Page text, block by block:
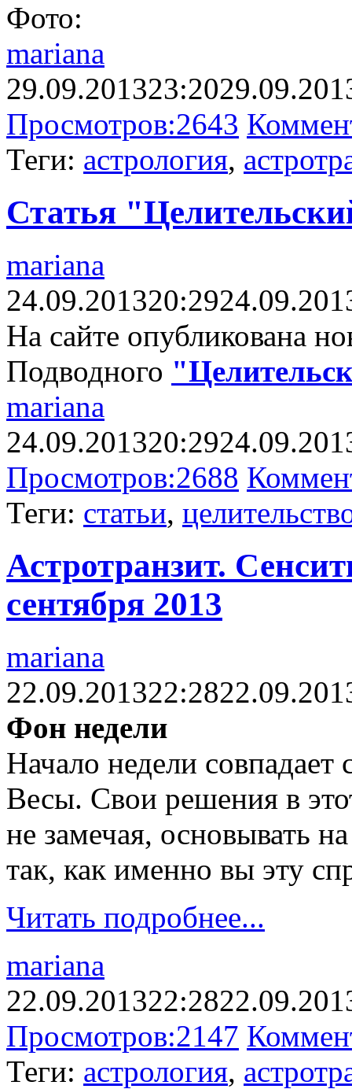
Фото:
mariana
29.09.201323:20
Просмотров:2643
Теги: астрология,
Статья
mariana
24.09.201320:29
На сайте опубликована
Подводного
mariana
24.09.201320:29
Просмотров:2688
Теги: статьи,
Астротранзит.
сентября 2013
mariana
22.09.201322:28
Фон недели
Начало недели
Весы. Свои решения в
не замечая, основывать
так, как именно вы эту
Читать подробнее...
mariana
22.09.201322:28
Просмотров:2147
Теги: астрология,